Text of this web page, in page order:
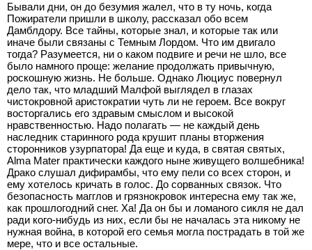
Бывали дни, он до безумия жалел, что в ту ночь, когда
Пожиратели пришли в школу, рассказал обо всем
Дамблдору. Все тайны, которые знал, и которые так или
иначе были связаны с Темным Лордом. Что им двигало
тогда? Разумеется, ни о каком подвиге и речи не шло, все
было намного проще: желание продолжать привычную,
роскошную жизнь. Не больше. Однако Люциус повернул
дело так, что младший Малфой выглядел в глазах
чистокровной аристократии чуть ли не героем. Все вокруг
восторгались его здравым смыслом и высокой
нравственностью. Надо полагать — не каждый день
наследник старинного рода крушит планы вторжения
сторонников узурпатора! Да еще и куда, в святая святых,
Аlma Мater практически каждого ныне живущего волшебника!
Драко слушал дифирамбы, что ему пели со всех сторон, и
ему хотелось кричать в голос. До сорванных связок. Что
безопасность магглов и грязнокровок интересна ему так же,
как прошлогодний снег. Ха! Да он бы и ломаного сикля не дал
ради кого-нибудь из них, если бы не началась эта никому не
нужная война, в которой его семья могла пострадать в той же
мере, что и все остальные.